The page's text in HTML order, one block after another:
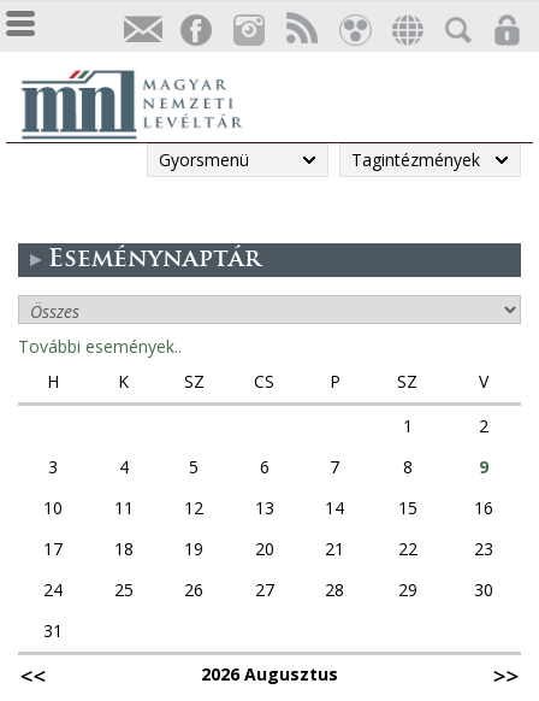
Gyorsmenü Tagintézmények
Eseménynaptár
További események..
H
K SZ CS P SZ
V
1
2
3
4 5 6 7 8
9
10
11 12 13 14 15
16
17
18 19 20 21 22
23
24
25 26 27 28 29
30
31
2026 Augusztus